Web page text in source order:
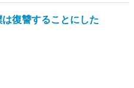
復讐することにした